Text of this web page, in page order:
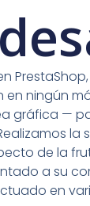
en ningún
gráfica —
de la
a su
en